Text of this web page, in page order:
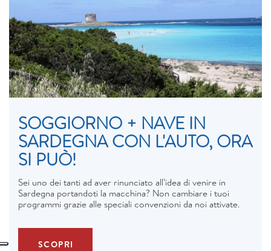
SOGGIORNO + NAVE IN
SARDEGNA CON L'AUTO, ORA
SI PUÒ!
Sei uno dei tanti ad aver rinunciato all’idea di venire in
Sardegna portandoti la macchina? Non cambiare i tuoi
programmi grazie alle speciali convenzioni da noi attivate.
SCOPRI